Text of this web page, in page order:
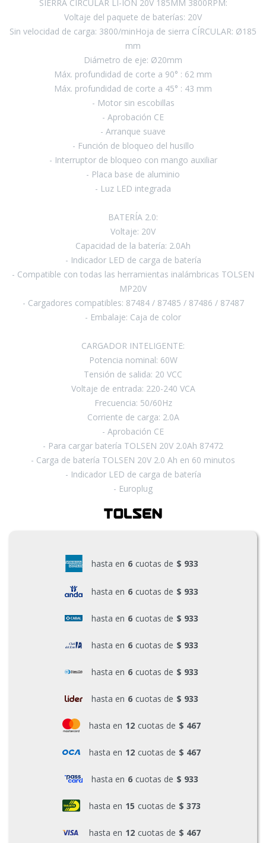
SIERRA CIRCULAR LI-ION 20V 185MM 3800RPM:
Voltaje del paquete de baterías: 20V
Sin velocidad de carga: 3800/minHoja de sierra CÍRCULAR: Ø185
mm
Diámetro de eje: Ø20mm
Máx. profundidad de corte a 90° : 62 mm
Máx. profundidad de corte a 45° : 43 mm
- Motor sin escobillas
- Aprobación CE
- Arranque suave
- Función de bloqueo del husillo
- Interruptor de bloqueo con mango auxiliar
- Placa base de aluminio
- Luz LED integrada
BATERÍA 2.0:
Voltaje: 20V
Capacidad de la batería: 2.0Ah
- Indicador LED de carga de batería
- Compatible con todas las herramientas inalámbricas TOLSEN
MP20V
- Cargadores compatibles: 87484 / 87485 / 87486 / 87487
- Embalaje: Caja de color
CARGADOR INTELIGENTE:
Potencia nominal: 60W
Tensión de salida: 20 VCC
Voltaje de entrada: 220-240 VCA
Frecuencia: 50/60Hz
Corriente de carga: 2.0A
- Aprobación CE
- Para cargar batería TOLSEN 20V 2.0Ah 87472
- Carga de batería TOLSEN 20V 2.0 Ah en 60 minutos
- Indicador LED de carga de batería
- Europlug
hasta en 6 cuotas de $ 933
hasta en 6 cuotas de $ 933
hasta en 6 cuotas de $ 933
hasta en 6 cuotas de $ 933
hasta en 6 cuotas de $ 933
hasta en 6 cuotas de $ 933
hasta en 12 cuotas de $ 467
hasta en 12 cuotas de $ 467
hasta en 6 cuotas de $ 933
hasta en 15 cuotas de $ 373
hasta en 12 cuotas de $ 467
Pinturas y Accesorios
Piscinas e Inflables
Soldadoras y Accesorios